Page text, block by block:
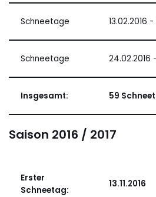
Schneetage 13.02.2016
Schneetage 24.02.2016
Insgesamt: 59
Saison 2016 / 2017
Erster
Schneetag:
13.11.2016